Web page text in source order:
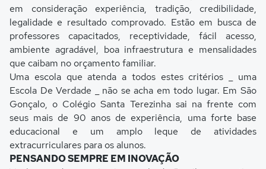
em consideração experiência, tradição, credibilidade,
legalidade e resultado comprovado. Estão em busca de
professores capacitados, receptividade, fácil acesso,
ambiente agradável, boa infraestrutura e mensalidades
que caibam no orçamento familiar.
Uma escola que atenda a todos estes critérios _ uma
Escola De Verdade _ não se acha em todo lugar. Em São
Gonçalo, o Colégio Santa Terezinha sai na frente com
seus mais de 90 anos de experiência, uma forte base
educacional e um amplo leque de atividades
extracurriculares para os alunos.
PENSANDO SEMPRE EM INOVAÇÃO